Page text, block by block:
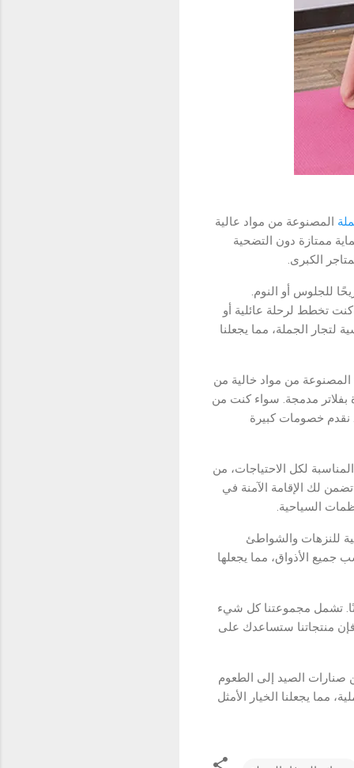
المصنوعة من مواد عالية
ممتازة دون التضحية
الكبرى.
للجلوس أو النوم.
تخطط لرحلة عائلية أو
الجملة، مما يجعلنا
المصنوعة من مواد خالية من
بفلاتر مدمجة. سواء كنت من
نقدم خصومات كبيرة
لكل الاحتياجات، من
تضمن لك الإقامة الآمنة في
السياحية.
للنزهات والشواطئ
الأذواق، مما يجعلها
تشمل مجموعتنا كل شيء
منتجاتنا ستساعدك على
صنارات الصيد إلى الطعوم
مما يجعلنا الخيار الأمثل